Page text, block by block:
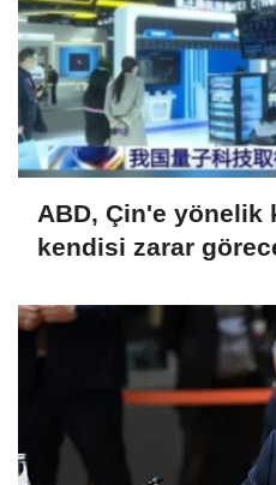
ABD, Çin'e yönelik
kendisi zarar